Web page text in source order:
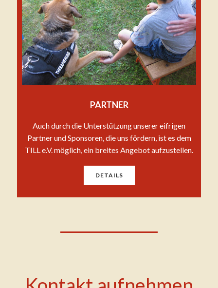
PARTNER
Auch durch die Unterstützung unserer eifrigen
Partner und Sponsoren, die uns fördern, ist es dem
TILL e.V. möglich, ein breites Angebot aufzustellen.
DETAILS